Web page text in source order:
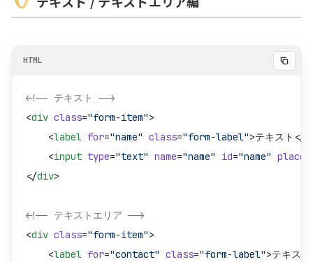
<!-- テキスト -->
<div class="form-item">
    <
label for="name" class="form-label">テキスト</
    <
input type="text" name="name" id="name"
</div>
<!-- テキストエリア -->
<div class="form-item">
    <
label for="contact" class="form-label">テキス